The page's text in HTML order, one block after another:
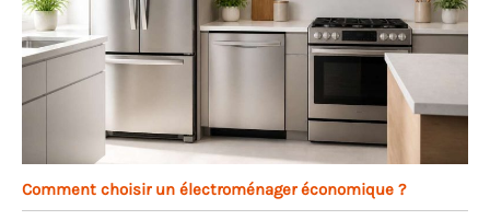
Comment choisir un électroménager économique ?